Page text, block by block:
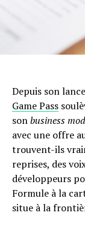
Depuis son
Game Pass
sonbusiness
avec une offre
trouvent-ils
reprises, des
développeurs
Formule à la
situe à la